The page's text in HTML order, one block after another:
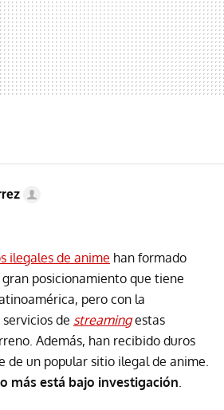
ilegales de anime han formado
posicionamiento que tiene
pero con la
de streaming estas
Además, han recibido duros
de un popular sitio ilegal de anime.
más está bajo investigación.